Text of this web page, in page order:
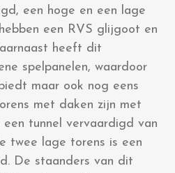
een hoge en een lage
een RVS glijgoot en
heeft dit
spelpanelen, waardoor
maar ook nog eens
met daken zijn met
tunnel vervaardigd van
twee lage torens is een
De staanders van dit